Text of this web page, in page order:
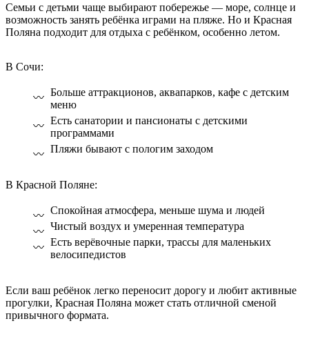
Семьи с детьми чаще выбирают побережье — море, солнце и
возможность занять ребёнка играми на пляже. Но и Красная
Поляна подходит для отдыха с ребёнком, особенно летом.
В Сочи:
Больше аттракционов, аквапарков, кафе с детским
меню
Есть санатории и пансионаты с детскими
программами
Пляжи бывают с пологим заходом
В Красной Поляне:
Спокойная атмосфера, меньше шума и людей
Чистый воздух и умеренная температура
Есть верёвочные парки, трассы для маленьких
велосипедистов
Если ваш ребёнок легко переносит дорогу и любит активные
прогулки, Красная Поляна может стать отличной сменой
привычного формата.